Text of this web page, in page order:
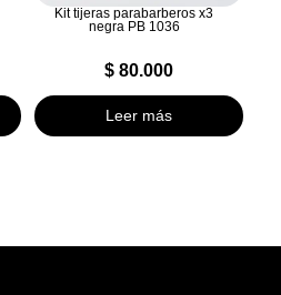
Kit tijeras parabarberos x3
negra PB 1036
$80.000
Leer más